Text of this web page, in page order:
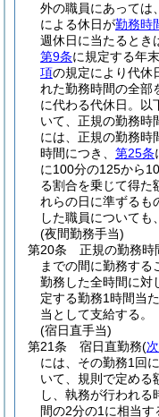
外の職員にあっては、
による休日が勤務時
週休日に当たるとき
第9条に規定する年
項の規定により代休
れた勤務時間の全部
に代わる代休日。以
いて、正規の勤務時
には、正規の勤務時
時間につき、 第25条
に100分の125から
る割合を乗じて得た
れらの日に準ずるも
した職員についても
(夜間勤務手当)
第20条
正規の勤務時
までの間に勤務する
勤務した全時間に対
定する勤務1時間当
当として支給する。
(宿日直手当)
第21条
宿日直勤務(
には、その勤務1回
いて、規則で定める
し、執務が行われ
間の2分の1に相当